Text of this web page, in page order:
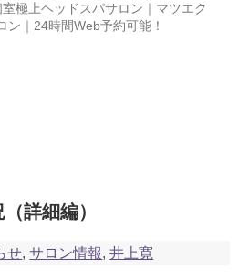
極上ヘッドスパサロン｜マツエク
ン｜24時間Web予約可能！
詳細編）
せ,サロン情報,井上寛